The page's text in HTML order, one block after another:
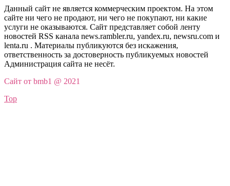
Данный сайт не является коммерческим проектом. На этом
сайте ни чего не продают, ни чего не покупают, ни какие
услуги не оказываются. Сайт представляет собой ленту
новостей RSS канала news.rambler.ru, yandex.ru, newsru.com и
lenta.ru . Материалы публикуются без искажения,
ответственность за достоверность публикуемых новостей
Администрация сайта не несёт.
Сайт от bmb1 @ 2021
Top